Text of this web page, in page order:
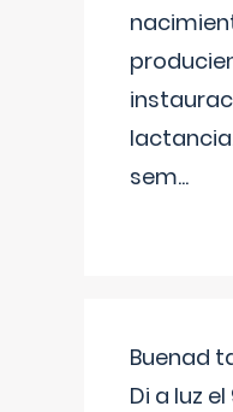
sem...
Buenad
Di a luz